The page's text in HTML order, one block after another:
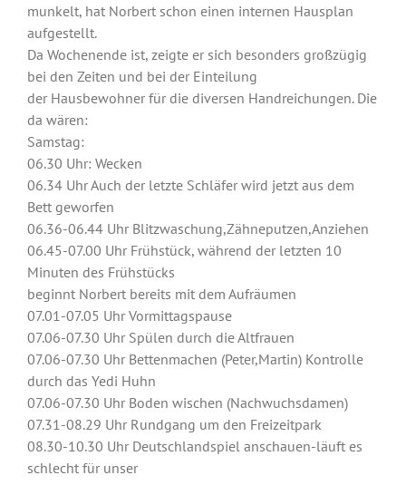
munkelt, hat Norbert schon einen internen Hausplan
aufgestellt.
Da Wochenende ist, zeigte er sich besonders großzügig
bei den Zeiten und bei der Einteilung
der Hausbewohner für die diversen Handreichungen. Die
da wären:
Samstag:
06.30 Uhr: Wecken
06.34 Uhr Auch der letzte Schläfer wird jetzt aus dem
Bett geworfen
06.36-06.44 Uhr Blitzwaschung,Zähneputzen,Anziehen
06.45-07.00 Uhr Frühstück, während der letzten 10
Minuten des Frühstücks
beginnt Norbert bereits mit dem Aufräumen
07.01-07.05 Uhr Vormittagspause
07.06-07.30 Uhr Spülen durch die Altfrauen
07.06-07.30 Uhr Bettenmachen (Peter,Martin) Kontrolle
durch das Yedi Huhn
07.06-07.30 Uhr Boden wischen (Nachwuchsdamen)
07.31-08.29 Uhr Rundgang um den Freizeitpark
08.30-10.30 Uhr Deutschlandspiel anschauen-läuft es
schlecht für unser